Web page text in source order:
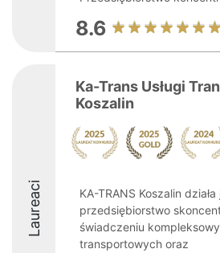
8.6
Laureaci
Ka-Trans Usługi
Koszalin
KA-TRANS Koszalin działa
przedsiębiorstwo
świadczeniu
transportowych oraz